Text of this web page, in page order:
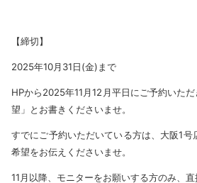
【締切】
2025年10月31日(金)まで
HPから2025年11月12月平日にご予約いた
望」とお書きくださいませ。
すでにご予約いただいている方は、大阪1号
希望をお伝えくださいませ。
11月以降、モニターをお願いする方のみ、直